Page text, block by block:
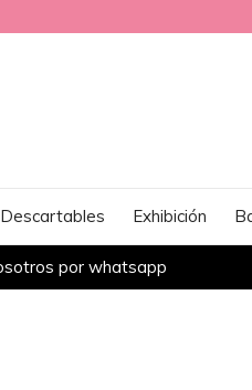
por whatsapp
Descartables Exhibición